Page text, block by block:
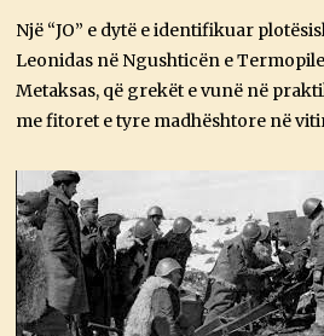
Një “JO” e dytë e identifikuar
Leonidas në Ngushticën e
Metaksas, që grekët e vunë në
me fitoret e tyre madhështore në